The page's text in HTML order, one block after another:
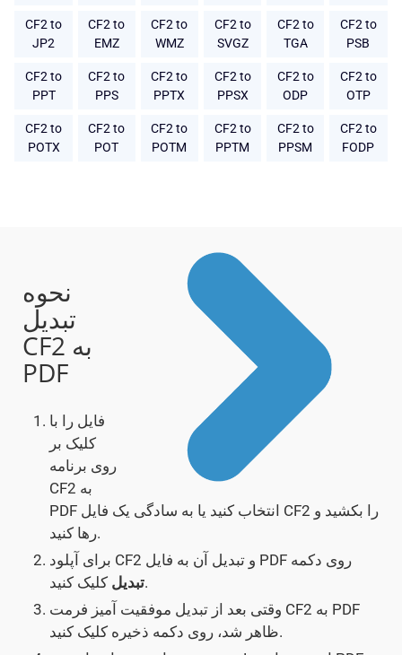
CF2 to
JP2
CF2 to
EMZ
CF2 to
WMZ
CF2 to
SVGZ
CF2 to
TGA
CF2 to
PSB
CF2 to
PPT
CF2 to
PPS
CF2 to
PPTX
CF2 to
PPSX
CF2 to
ODP
CF2 to
OTP
CF2 to
POTX
CF2 to
POT
CF2 to
POTM
CF2 to
PPTM
CF2 to
PPSM
CF2 to
FODP
نحوه
تبدیل
CF2 به
PDF
فایل را با
کلیک بر
روی برنامه
CF2 به
PDF انتخاب کنید یا به سادگی یک فایل CF2 را بکشید و
رها کنید.
برای آپلود CF2 و تبدیل آن به فایل PDF روی دکمه
تبدیلکلیک کنید.
وقتی بعد از تبدیل موفقیت آمیز فرمت CF2 به PDF
ظاهر شد، روی دکمه ذخیره کلیک کنید.